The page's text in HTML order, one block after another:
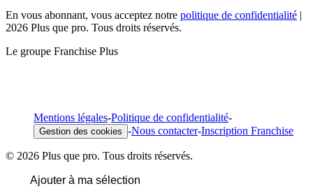
En vous abonnant, vous acceptez notre politique de confidentialité |
2026 Plus que pro. Tous droits réservés.
Le groupe Franchise Plus
Mentions légales-Politique de confidentialité-
Gestion des cookies -Nous contacter-Inscription Franchise
© 2026 Plus que pro. Tous droits réservés.
Ajouter à ma sélection